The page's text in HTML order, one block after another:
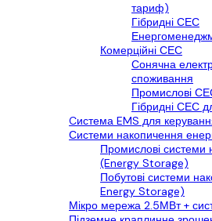
тариф)
Гібридні СЕС
Комерційні СЕС
Сонячна
споживання
Промислові
Гібридні СЕС
Cистема EMS для
Системи накопичення
Промислові системи
(Energy Storage)
Побутові системи
Energy Storage)
Мікро мережа 2.5МВт +